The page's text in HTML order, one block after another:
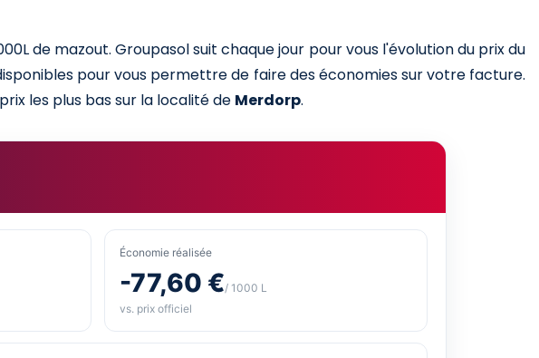
de mazout. Groupasol suit chaque jour pour vous l'évolution du prix du
pour vous permettre de faire des économies sur votre facture.
les plus bas sur la localité de Merdorp.
Économie réalisée
-77,60 €/ 1000 L
vs. prix officiel